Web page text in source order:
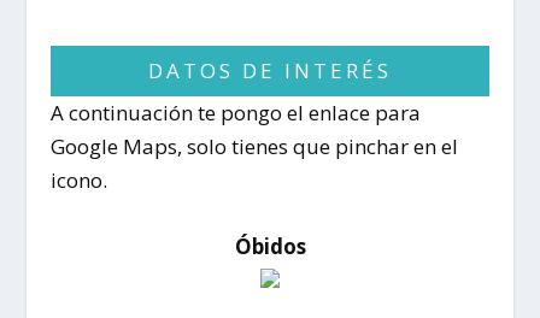
DATOS DE INTERÉS
A continuación te pongo el enlace para
Google Maps, solo tienes que pinchar en el
icono.
Óbidos